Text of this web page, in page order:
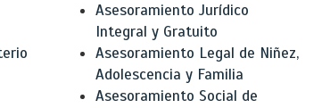
Asesoramiento Jurídico
Integral y Gratuito
Asesoramiento Legal de Niñez,
Adolescencia y Familia
Asesoramiento Social de